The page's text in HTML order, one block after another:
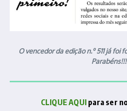
O vencedor da edição n.º 511 já
Parabéns!!!
CLIQUE AQUI para ser